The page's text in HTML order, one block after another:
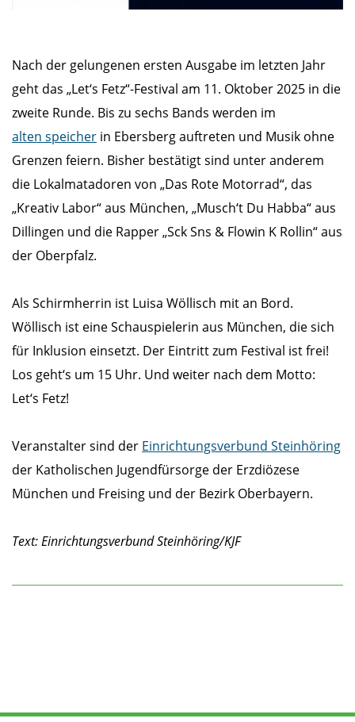
Nach der gelungenen ersten Ausgabe im letzten Jahr
geht das „Let‘s Fetz“-Festival am 11. Oktober 2025 in die
zweite Runde. Bis zu sechs Bands werden im
alten speicher in Ebersberg auftreten und Musik ohne
Grenzen feiern. Bisher bestätigt sind unter anderem
die Lokalmatadoren von „Das Rote Motorrad“, das
„Kreativ Labor“ aus München, „Musch‘t Du Habba“ aus
Dillingen und die Rapper „Sck Sns & Flowin K Rollin“ aus
der Oberpfalz.
Als Schirmherrin ist Luisa Wöllisch mit an Bord.
Wöllisch ist eine Schauspielerin aus München, die sich
für Inklusion einsetzt. Der Eintritt zum Festival ist frei!
Los geht‘s um 15 Uhr. Und weiter nach dem Motto:
Let‘s Fetz!
Veranstalter sind der Einrichtungsverbund Steinhöring
der Katholischen Jugendfürsorge der Erzdiözese
München und Freising und der Bezirk Oberbayern.
Text: Einrichtungsverbund Steinhöring/KJF